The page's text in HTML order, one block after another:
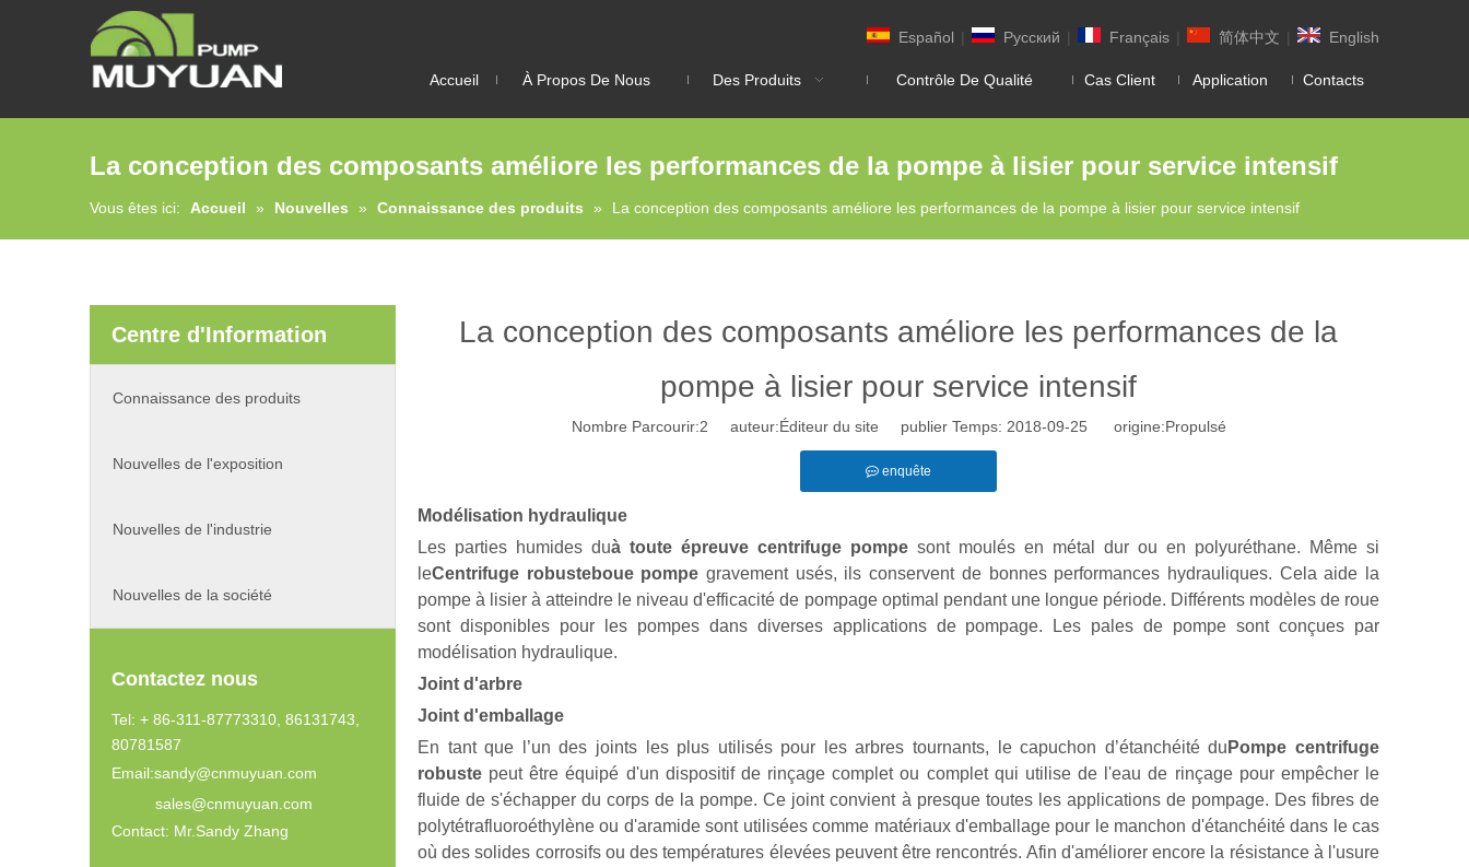
Español | Pусский | Français | 简体中文 | English
Accueil À Propos De Nous Des Produits Contrôle De Qualité Cas Client Application Contacts
La conception des composants améliore les performances de la pompe à lisier pour service intensif
Vous êtes ici: Accueil » Nouvelles » Connaissance des produits » La conception des composants améliore les performances de la pompe à lisier pour service intensif
Centre d'Information
Connaissance des produits
Nouvelles de l'exposition
Nouvelles de l'industrie
Nouvelles de la société
Contactez nous
Tel: + 86-311-87773310, 86131743,
80781587
Email:sandy@cnmuyuan.com
sales@cnmuyuan.com
Contact: Mr.Sandy Zhang
La conception des composants améliore les performances de la
pompe à lisier pour service intensif
Nombre Parcourir:2 auteur:Éditeur du site publier Temps: 2018-09-25 origine:Propulsé
enquête
Modélisation hydraulique
Les parties humides duà toute épreuve centrifuge pompe sont moulés en métal dur ou en polyuréthane. Même si
leCentrifuge robusteboue pompe gravement usés, ils conservent de bonnes performances hydrauliques. Cela aide la
pompe à lisier à atteindre le niveau d'efficacité de pompage optimal pendant une longue période. Différents modèles de roue
sont disponibles pour les pompes dans diverses applications de pompage. Les pales de pompe sont conçues par
modélisation hydraulique.
Joint d'arbre
Joint d'emballage
En tant que l’un des joints les plus utilisés pour les arbres tournants, le capuchon d’étanchéitédu Pompe centrifuge
robuste peut être équipé d'un dispositif de rinçage complet ou complet qui utilise de l'eau de rinçage pour empêcher le
fluide de s'échapper du corps de la pompe. Ce joint convient à presque toutes les applications de pompage. Des fibres de
polytétrafluoroéthylène ou d'aramide sont utilisées comme matériaux d'emballage pour le manchon d'étanchéité dans le cas
où des solides corrosifs ou des températures élevées peuvent être rencontrés. Afin d'améliorer encore la résistance à l'usure